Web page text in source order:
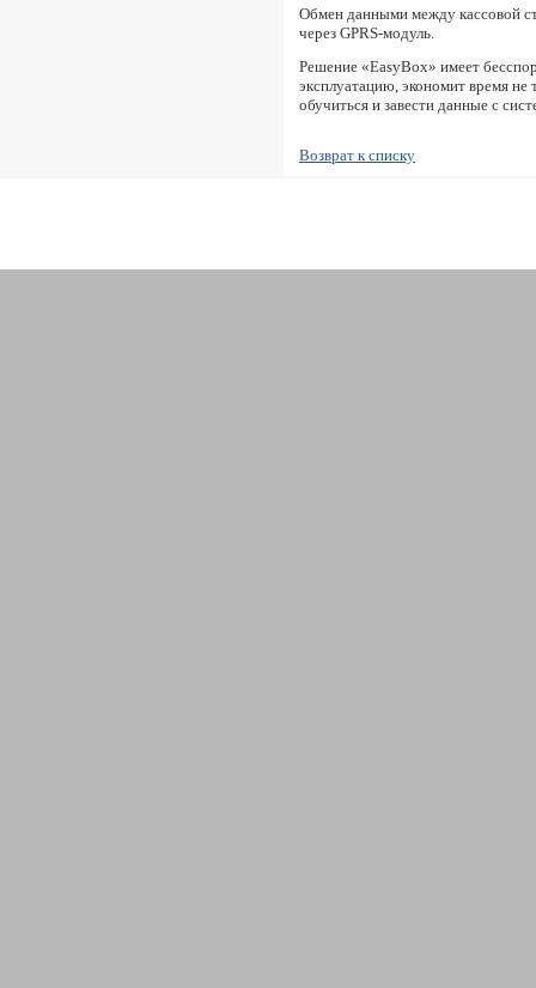
Обмен данными между кассовой
через GPRS-модуль.
Решение «EasyBox» имеет
эксплуатацию, экономит время не
обучиться и завести данные с
Возврат к списку